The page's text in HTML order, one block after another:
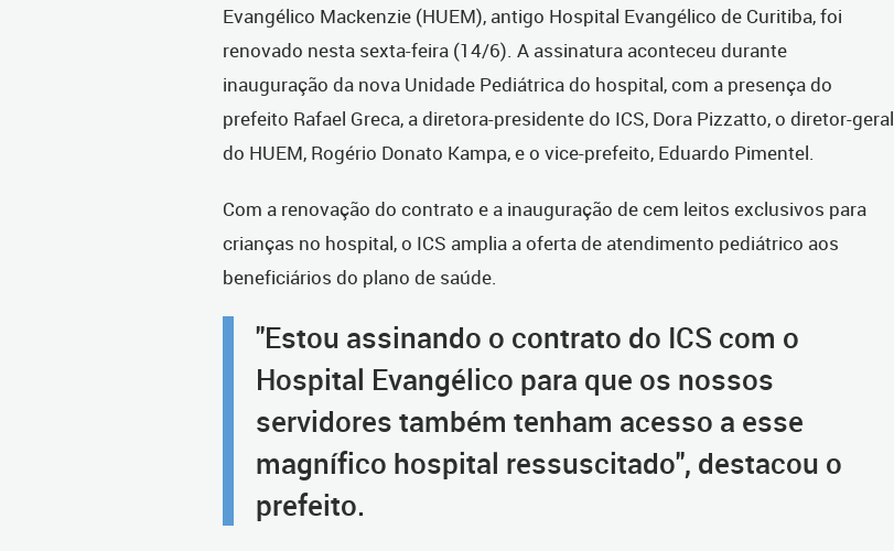
Evangélico Mackenzie (HUEM), antigo Hospital Evangélico de Curitiba, foi
renovado nesta sexta-feira (14/6). A assinatura aconteceu durante
inauguração da nova Unidade Pediátrica do hospital, com a presença do
prefeito Rafael Greca, a diretora-presidente do ICS, Dora Pizzatto, o diretor-geral
do HUEM, Rogério Donato Kampa, e o vice-prefeito, Eduardo Pimentel.
Com a renovação do contrato e a inauguração de cem leitos exclusivos para
crianças no hospital, o ICS amplia a oferta de atendimento pediátrico aos
beneficiários do plano de saúde.
"Estou assinando o contrato do ICS com o
Hospital Evangélico para que os nossos
servidores também tenham acesso a esse
magnífico hospital ressuscitado", destacou o
prefeito.